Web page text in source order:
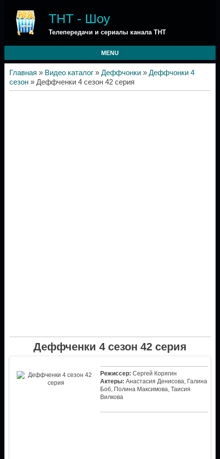
ТНТ - Шоу
Телепередачи и сериалы канала ТНТ
MENU
Главная » Видео каталог» Деффчонки» Деффчонки 4
сезон» Деффченки 4 сезон 42 серия
Деффченки 4 сезон 42 серия
Режиссер: Сергей Корягин
Актеры: Анастасия Денисова, Галина
Боб, Полина Максимова, Таисия
Вилкова